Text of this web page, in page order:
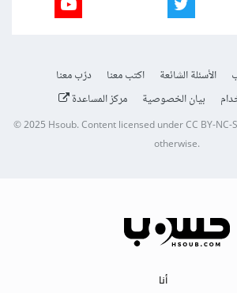
الأسئلة الشائعة اكتب معنا
درّب معنا
بيان الخصوصية مركز المساعدة
© 2025Hsoub.Content licensed underCC BY-NC-
otherwise.